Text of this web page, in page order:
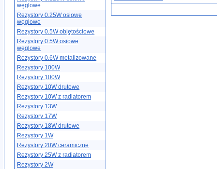
węglowe
Rezystory 0.25W osiowe
węglowe
Rezystory 0.5W objętościowe
Rezystory 0.5W osiowe
węglowe
Rezystory 0.6W metalizowane
Rezystory 100W
Rezystory 100W
Rezystory 10W drutowe
Rezystory 10W z radiatorem
Rezystory 13W
Rezystory 17W
Rezystory 18W drutowe
Rezystory 1W
Rezystory 20W ceramiczne
Rezystory 25W z radiatorem
Rezystory 2W